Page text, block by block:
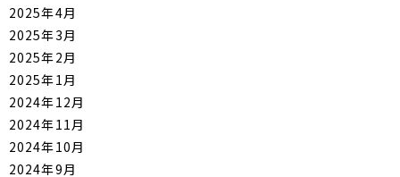
2025年4月
2025年3月
2025年2月
2025年1月
2024年12月
2024年11月
2024年10月
2024年9月